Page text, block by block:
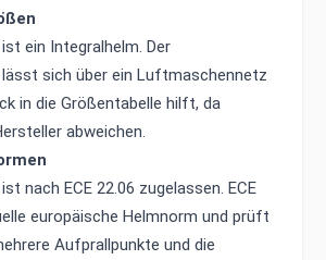
ein Integralhelm. Der
sich über ein Luftmaschennetz
in die Größentabelle hilft, da
abweichen.
nach ECE 22.06 zugelassen. ECE
europäische Helmnorm und prüft
Aufprallpunkte und die